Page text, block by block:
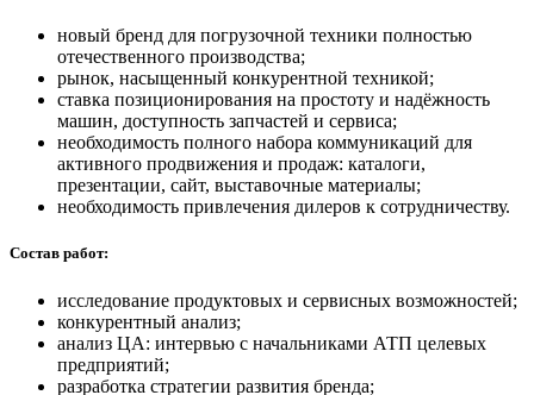
новый бренд для погрузочной техники полностью
отечественного производства;
рынок, насыщенный конкурентной техникой;
ставка позиционирования на простоту и надёжность
машин, доступность запчастей и сервиса;
необходимость полного набора коммуникаций для
активного продвижения и продаж: каталоги,
презентации, сайт, выставочные материалы;
необходимость привлечения дилеров к сотрудничеству.
Состав работ:
исследование продуктовых и сервисных возможностей;
конкурентный анализ;
анализ ЦА: интервью с начальниками АТП целевых
предприятий;
разработка стратегии развития бренда;